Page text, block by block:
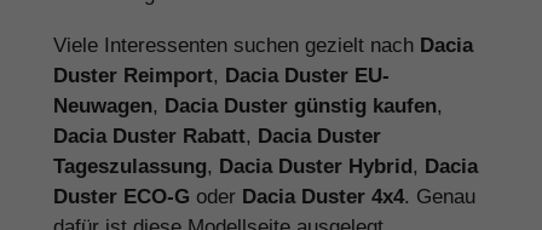
Viele Interessenten suchen gezielt nach Dacia
Duster Reimport, Dacia Duster EU-
Neuwagen, Dacia Duster günstig kaufen,
Dacia Duster Rabatt, Dacia Duster
Tageszulassung, Dacia Duster Hybrid, Dacia
Duster ECO-G oder Dacia Duster 4x4. Genau